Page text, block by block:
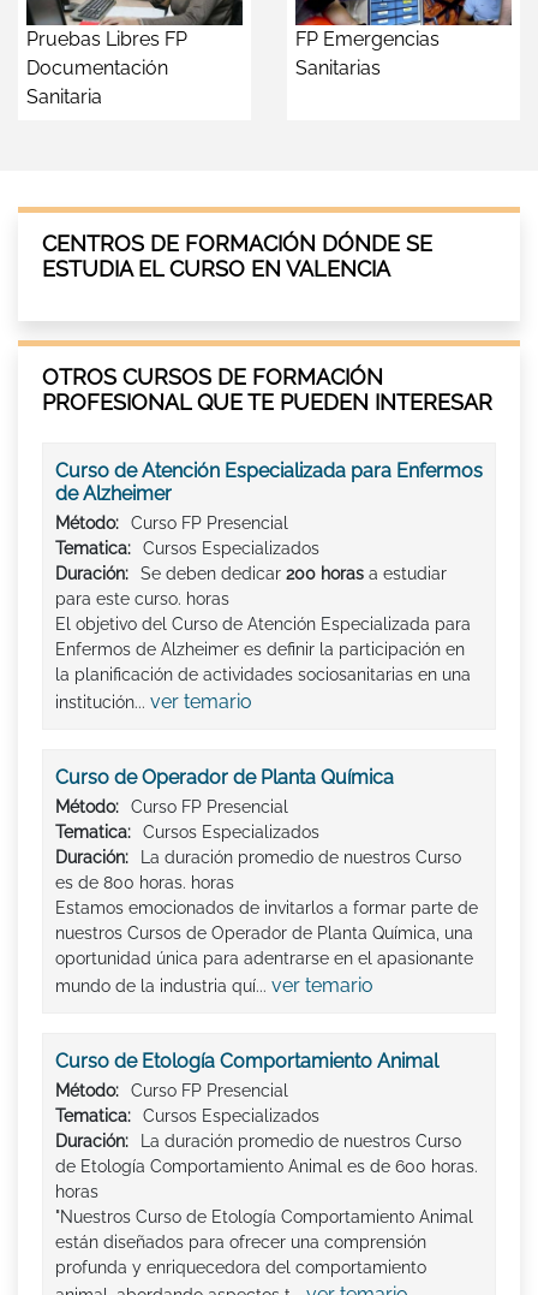
Pruebas Libres FP
Documentación
Sanitaria
FP Emergencias
Sanitarias
CENTROS DE FORMACIÓN DÓNDE SE
ESTUDIA EL CURSO EN VALENCIA
OTROS CURSOS DE FORMACIÓN
PROFESIONAL QUE TE PUEDEN INTERESAR
Curso de Atención Especializada para Enfermos
de Alzheimer
Método:
Curso FP Presencial
Tematica:
Cursos Especializados
Duración:
Se deben dedicar 200 horas a estudiar
para este curso. horas
El objetivo del Curso de Atención Especializada para
Enfermos de Alzheimer es definir la participación en
la planificación de actividades sociosanitarias en una
institución... ver temario
Curso de Operador de Planta Química
Método:
Curso FP Presencial
Tematica:
Cursos Especializados
Duración:
La duración promedio de nuestros Curso
es de 800 horas. horas
Estamos emocionados de invitarlos a formar parte de
nuestros Cursos de Operador de Planta Química, una
oportunidad única para adentrarse en el apasionante
mundo de la industria quí... ver temario
Curso de Etología Comportamiento Animal
Método:
Curso FP Presencial
Tematica:
Cursos Especializados
Duración:
La duración promedio de nuestros Curso
de Etología Comportamiento Animal es de 600 horas.
horas
"Nuestros Curso de Etología Comportamiento Animal
están diseñados para ofrecer una comprensión
profunda y enriquecedora del comportamiento